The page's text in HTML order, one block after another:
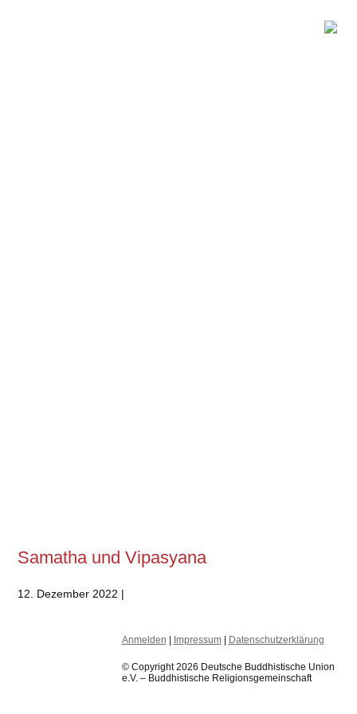
Samatha und Vipasyana
12. Dezember 2022 |
Anmelden Impressum| Datenschutzerklärung
© Copyright 2026 Deutsche Buddhistische Union
e.V. – Buddhistische Religionsgemeinschaft